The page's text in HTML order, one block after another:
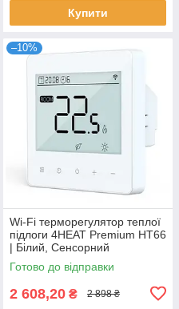
Купити
–10%
Wi-Fi терморегулятор теплої
підлоги 4HEAT Premium HT66
| Білий, Сенсорний
Готово до відправки
2 608,20 ₴ 2 898 ₴